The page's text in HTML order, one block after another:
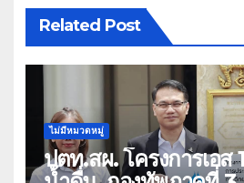
Related Post
ไม่มีหมวดหมู่
ปตท.สผ. โครงการเอส